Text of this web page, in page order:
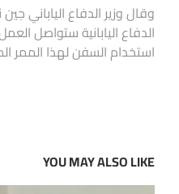
وقال وزير الدفاع الياباني
الدفاع اليابانية ستواصل
استخدام السفن لهذا الممر
YOU MAY ALSO LIKE